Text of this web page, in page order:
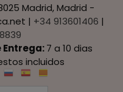
Madrid, Madrid -
| +34 913601406 |
Entrega:7 a 10 dias
incluidos